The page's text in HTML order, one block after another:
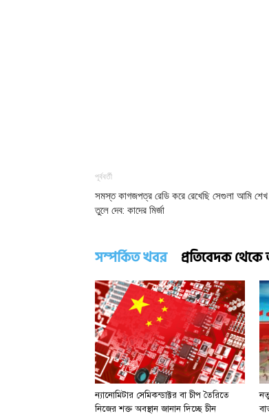
পূর্ববর্তী
সমস্ত কাগজপত্র রেডি করে রেখেছি সেগুলা আমি শেখ
তুলে দেব: কাদের মির্জা
সম্পর্কিত খবর প্রতিবেদক
ন্যানোমিটার সেমিকন্ডাক্টর বা চীপ তৈরিতে
নিজের শক্ত অবস্থান জানান দিচ্ছে চীন